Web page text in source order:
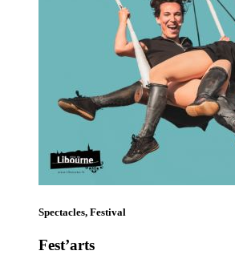
Spectacles, Festival
Fest’arts